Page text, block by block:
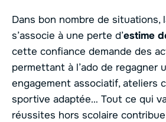
Dans bon nombre de situations,
s’associe à une perte d’estime
cette confiance demande des
permettant à l’ado de regagner
engagement associatif, ateliers
sportive adaptée… Tout ce qui
réussites hors scolaire